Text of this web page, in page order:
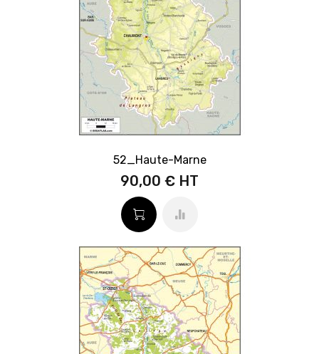
52_Haute-Marne
90,00 €